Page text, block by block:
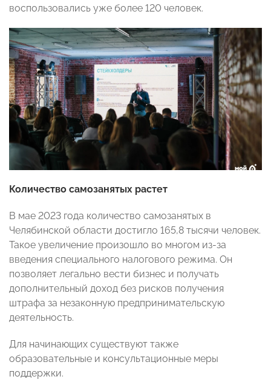
воспользовались уже более 120 человек.
Количество самозанятых растет
В мае 2023 года количество самозанятых в
Челябинской области достигло 165,8 тысячи человек.
Такое увеличение произошло во многом из-за
введения специального налогового режима. Он
позволяет легально вести бизнес и получать
дополнительный доход без рисков получения
штрафа за незаконную предпринимательскую
деятельность.
Для начинающих существуют также
образовательные и консультационные меры
поддержки.